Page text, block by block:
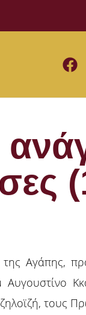
Αγάπης,
Αυγουστίνο
τους